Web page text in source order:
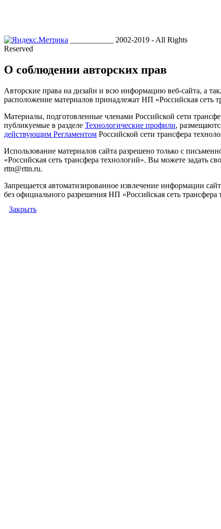
___________ 2002-2019 - All Rights
Reserved
О соблюдении авторских прав
Авторские права на дизайн и всю информацию веб-сайта, а
расположение материалов принадлежат НП «Российская сеть
Материалы, подготовленные членами Российской сети
публикуемые в разделе Технологические профили,
действующим Регламентом Российской сети трансфера
Использование материалов сайта разрешено только с
«Российская сеть трансфера технологий». Вы можете задать
rttn@rttn.ru.
Запрещается автоматизированное извлечение информации
без официального разрешения НП «Российская сеть трансфера
Закрыть